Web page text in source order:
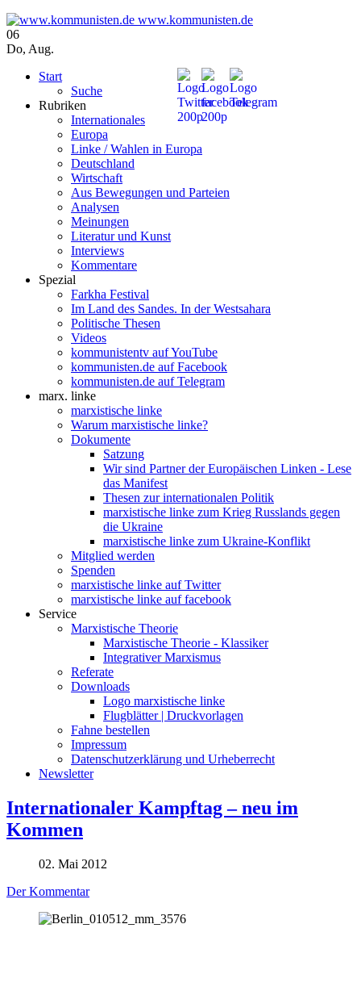
www.kommunisten.de
06
Do, Aug.
Start
Suche
Rubriken
Internationales
Europa
Linke / Wahlen in Europa
Deutschland
Wirtschaft
Aus Bewegungen und Parteien
Analysen
Meinungen
Literatur und Kunst
Interviews
Kommentare
Spezial
Farkha Festival
Im Land des Sandes. In der Westsahara
Politische Thesen
Videos
kommunistentv auf YouTube
kommunisten.de auf Facebook
kommunisten.de auf Telegram
marx. linke
marxistische linke
Warum marxistische linke?
Dokumente
Satzung
Wir sind Partner der Europäischen Linken - Lese
das Manifest
Thesen zur internationalen Politik
marxistische linke zum Krieg Russlands gegen
die Ukraine
marxistische linke zum Ukraine-Konflikt
Mitglied werden
Spenden
marxistische linke auf Twitter
marxistische linke auf facebook
Service
Marxistische Theorie
Marxistische Theorie - Klassiker
Integrativer Marxismus
Referate
Downloads
Logo marxistische linke
Flugblätter | Druckvorlagen
Fahne bestellen
Impressum
Datenschutzerklärung und Urheberrecht
Newsletter
Internationaler Kampftag – neu im
Kommen
02. Mai 2012
Der Kommentar